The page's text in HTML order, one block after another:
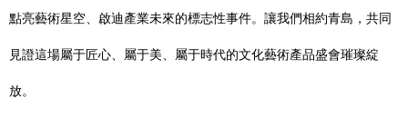
點亮藝術星空、啟迪產業未來的標志性事件。讓我們相約青島，共同
見證這場屬于匠心、屬于美、屬于時代的文化藝術產品盛會璀璨綻
放。